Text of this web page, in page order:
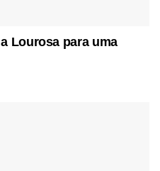
Lourosa para uma